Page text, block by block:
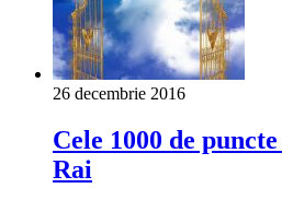
26 decembrie 2016
Cele 1000 de
Rai